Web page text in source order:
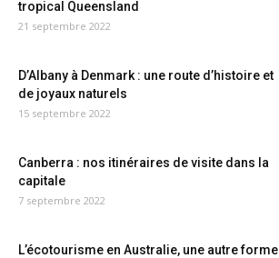
tropical Queensland
21 septembre 2022
D’Albany à Denmark : une route d’histoire et
de joyaux naturels
15 septembre 2022
Canberra : nos itinéraires de visite dans la
capitale
7 septembre 2022
L’écotourisme en Australie, une autre forme